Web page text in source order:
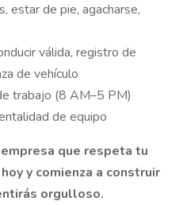
estar de pie, agacharse,
válida, registro de
de vehículo
trabajo (8 AM–5 PM)
de equipo
que respeta tu
y comienza a construir
orgulloso.